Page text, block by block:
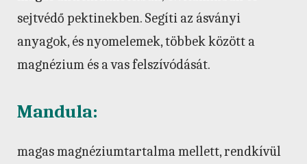
sejtvédő pektinekben. Segíti az ásványi
anyagok, és nyomelemek, többek között a
magnézium és a vas felszívódását.
Mandula:
magas magnéziumtartalma mellett, rendkívül